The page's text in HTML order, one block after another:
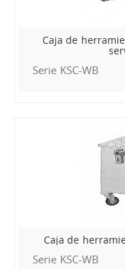
Caja de
Serie KSC-WB
Caja de
Serie KSC-WB